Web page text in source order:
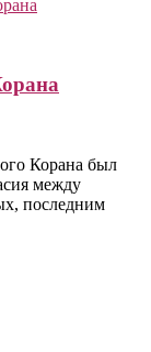
Корана был
между
последним